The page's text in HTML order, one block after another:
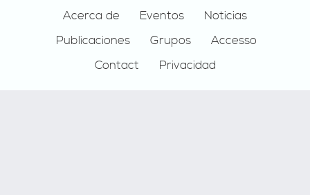
Acerca de Eventos
Noticias
Publicaciones
Grupos
Accesso
Contact
Privacidad